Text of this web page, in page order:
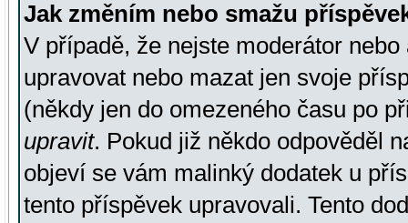
Jak změním nebo smažu
V případě, že nejste moderátor
upravovat nebo mazat jen svoje
(někdy jen do omezeného času po
upravit. Pokud již někdo odpověděl
objeví se vám malinký dodatek u
tento příspěvek upravovali. Tento